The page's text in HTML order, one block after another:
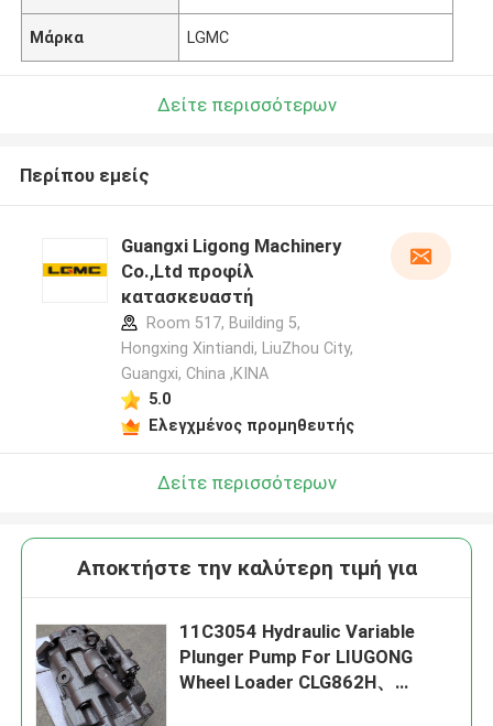
Μάρκα LGMC
Δείτε περισσότερων
Περίπου εμείς
Guangxi Ligong Machinery
Co.,Ltd προφίλ
κατασκευαστή
Room 517, Building 5,
Hongxing Xintiandi, LiuZhou City,
Guangxi, China ,ΚΙΝΑ
5.0
Ελεγχμένος προμηθευτής
Δείτε περισσότερων
Αποκτήστε την καλύτερη τιμή για
11C3054 Hydraulic Variable
Plunger Pump For LIUGONG
Wheel Loader CLG862H、